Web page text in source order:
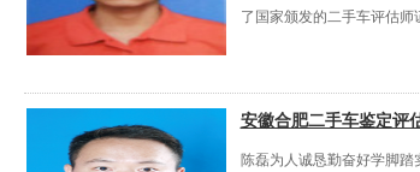
了国家颁发的二手车评估
安徽合肥二手车鉴定评
陈磊为人诚恳勤奋好学脚